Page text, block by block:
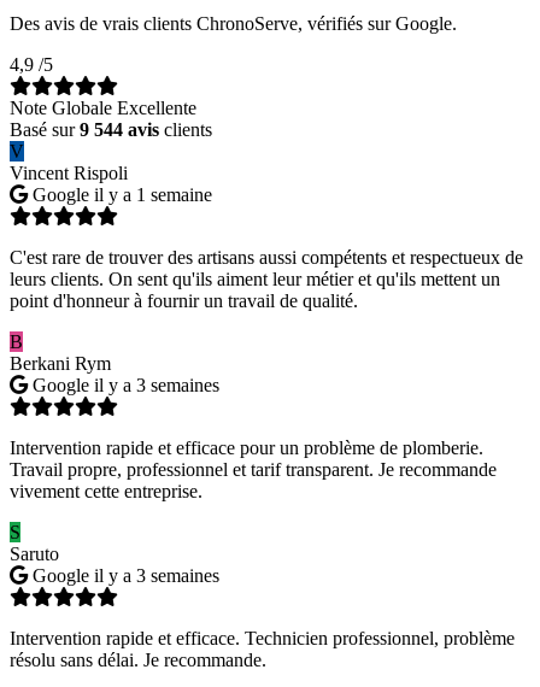
Des avis de vrais clients ChronoServe, vérifiés sur Google.
4,9 /5
Note Globale Excellente
Basé sur9 544 avis clients
V
Vincent Rispoli
Google il y a 1 semaine
C'est rare de trouver des artisans aussi compétents et respectueux de
leurs clients. On sent qu'ils aiment leur métier et qu'ils mettent un
point d'honneur à fournir un travail de qualité.
B
Berkani Rym
Google il y a 3 semaines
Intervention rapide et efficace pour un problème de plomberie.
Travail propre, professionnel et tarif transparent. Je recommande
vivement cette entreprise.
S
Saruto
Google il y a 3 semaines
Intervention rapide et efficace. Technicien professionnel, problème
résolu sans délai. Je recommande.